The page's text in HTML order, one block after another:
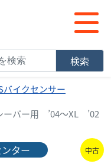
検索
バイクセンサー
バー用 ’04～XL ’02
ター 中古